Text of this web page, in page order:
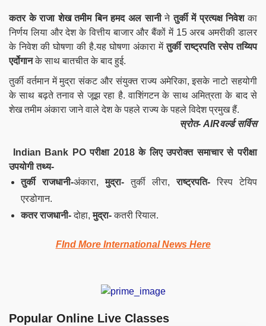
कतर के राजा शेख तमीम बिन हमद अल सानीनेतुर्की में प्रत्यक्ष निवेशका
निर्णय लिया और देश के वित्तीय बाजार और बैंकों में 15 अरब अमरीकी डालर
के निवेश की घोषणा की है.यह घोषणा अंकारा मेंतुर्की राष्ट्रपति रसेप तय्यिप
एर्दोगानके साथ बातचीत के बाद हुई.
तुर्की वर्तमान में मुद्रा संकट और संयुक्त राज्य अमेरिका, इसके नाटो सहयोगी
के साथ बढ़ते तनाव से जूझ रहा है. वाशिंगटन के साथ अमित्रता के बाद से
शेख तमीम अंकारा जाने वाले देश के पहले राज्य के पहले विदेश प्रमुख हैं.
स्रोत- AIRवर्ल्ड सर्विस
Indian Bank PO परीक्षा 2018 के लिए उपरोक्त समाचार से परीक्षा
उपयोगी तथ्य-
तुर्की राजधानी-अंकारा,मुद्रा-तुर्की लीरा, राष्ट्रपति-रिस्प टेयिप
एरडोगान.
कतर राजधानी-दोहा,मुद्रा-कतरी रियाल.
FInd More International News Here
Popular Online Live Classes